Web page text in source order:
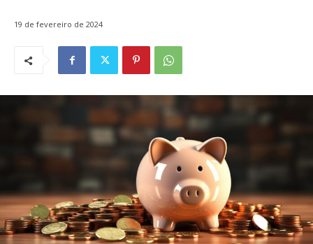
19 de fevereiro de 2024